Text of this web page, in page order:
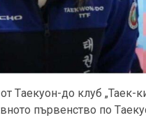
Tаекуон-до клуб „Таек-
първенство по